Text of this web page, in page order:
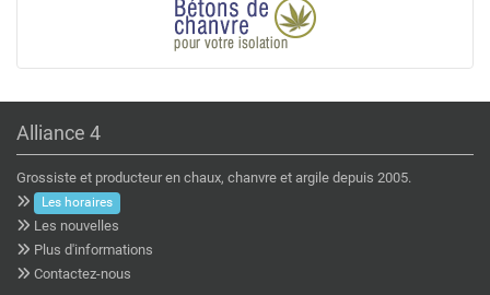
Alliance 4
Grossiste et producteur en chaux, chanvre et argile depuis 2005.
Les horaires
Les nouvelles
Plus d'informations
Contactez-nous